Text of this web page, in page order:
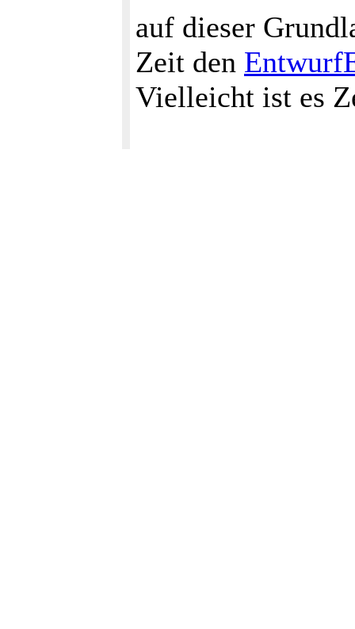
auf dieser
Zeit den
Vielleicht ist es